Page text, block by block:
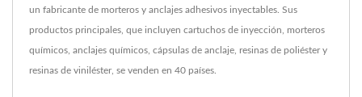
un fabricante de morteros y anclajes adhesivos inyectables. Sus
productos principales, que incluyen cartuchos de inyección, morteros
químicos, anclajes químicos, cápsulas de anclaje, resinas de poliéster y
resinas de viniléster, se venden en 40 países.